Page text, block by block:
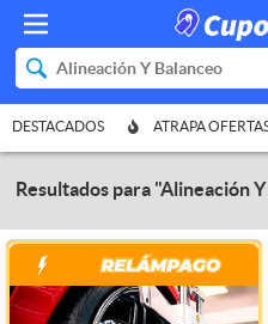
DESTACADOS ATRAPA
Resultados para "Alineación